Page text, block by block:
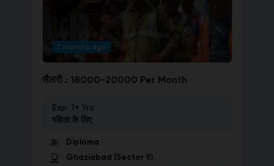
7 months ago
सैलरी : 18000-20000 Per Month
Exp: 1+ Yrs
महिला के लिए
Diploma
Ghaziabad (Sector 9)